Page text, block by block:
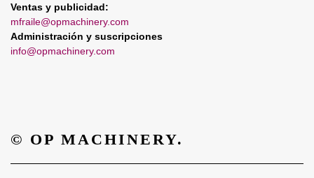
Ventas y publicidad:
mfraile@opmachinery.com
Administración y suscripciones
info@opmachinery.com
© OP MACHINERY.